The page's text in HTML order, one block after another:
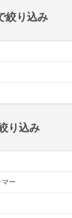
絞り込み
り込み
ー